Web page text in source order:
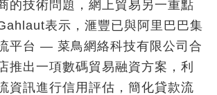
的技術問題，網上貿易另一重點
表示，滙豐已與阿里巴巴集
平台 — 菜鳥網絡科技有限公司合
推出一項數碼貿易融資方案，利
資訊進行信用評估，簡化貸款流